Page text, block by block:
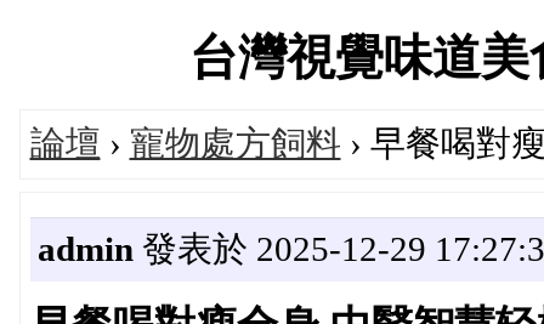
台灣視覺味道
論壇 › 寵物處方飼料 › 早餐喝對
admin 發表於 2025-12-29